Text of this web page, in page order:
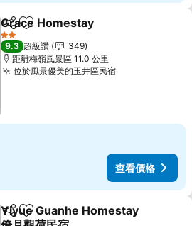
分享 加入我的最愛
Grace Homestay
2 星級
9.3 超級讚
349
距離梅嶺風景區 11.0 公里
位於風景優美的玉井區民宿
查看價格
分享 加入我的最愛
Yiyue Guanhe Homestay